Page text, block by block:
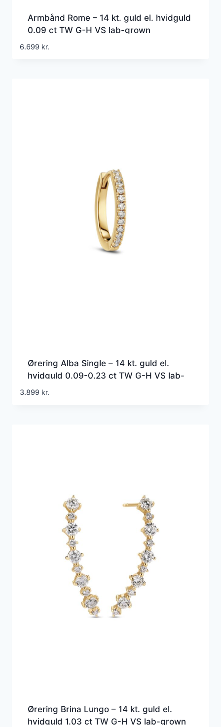
Armbånd Rome – 14 kt. guld el. hvidguld
0.09 ct TW G-H VS lab-grown
diamanter
6.699 kr.
Ørering Alba Single – 14 kt. guld el.
hvidguld 0.09-0.23 ct TW G-H VS lab-
grown diamanter
3.899 kr.
Ørering Brina Lungo – 14 kt. guld el.
hvidguld 1.03 ct TW G-H VS lab-grown